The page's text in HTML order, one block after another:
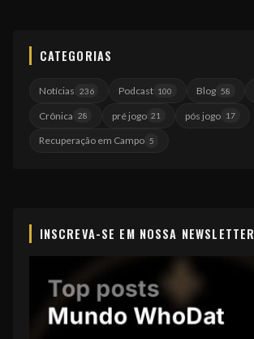
CATEGORIAS
Notícias 236 Podcast 100 Blog 58
Crônica 28 pré jogo 21 pós jogo 17
Recuperação em Campo 5
INSCREVA-SE EM NOSSA NEWSLETTER